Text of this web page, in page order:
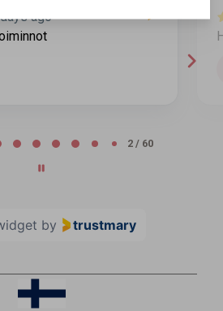
ago
2 / 60
by trustmary